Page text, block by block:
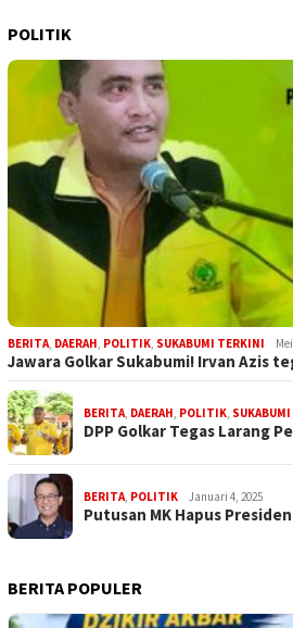
POLITIK
BERITA, DAERAH, POLITIK, SUKABUMI TERKINI
Jawara Golkar Sukabumi! Irvan Azis
BERITA, DAERAH, POLITIK,
DPP Golkar Tegas Larang
BERITA, POLITIK Januari 4, 2025
Putusan MK Hapus
BERITA POPULER